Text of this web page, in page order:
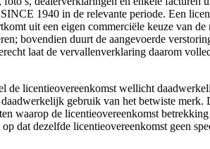
1940 in de relevante periode. Een
uit een eigen commerciële keuze van
bovendien duurt de aangevoerde
laat de vervallenverklaring daarom
licentieovereenkomst wellicht
gebruik van het betwiste merk.
waarop de licentieovereenkomst
dat dezelfde licentieovereenkomst geen